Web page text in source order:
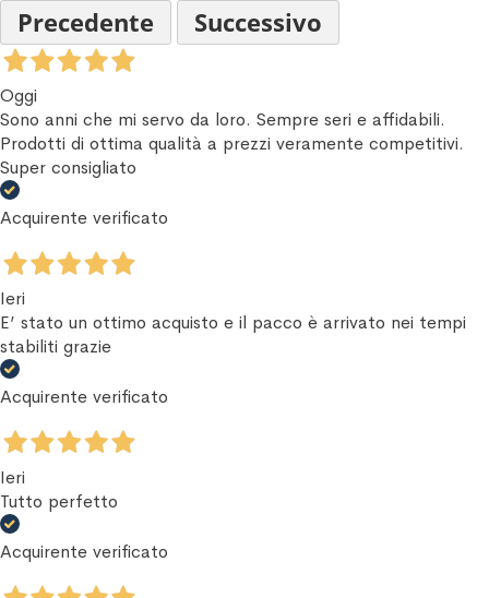
Precedente Successivo
Oggi
Sono anni che mi servo da loro. Sempre seri e affidabili.
Prodotti di ottima qualità a prezzi veramente competitivi.
Super consigliato
Acquirente verificato
Ieri
E’ stato un ottimo acquisto e il pacco è arrivato nei tempi
stabiliti grazie
Acquirente verificato
Ieri
Tutto perfetto
Acquirente verificato